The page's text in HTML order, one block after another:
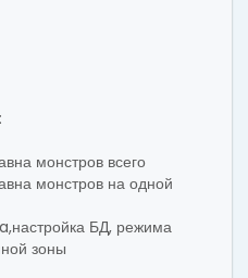
монстров всего
монстров на одной
БД, режима
зоны